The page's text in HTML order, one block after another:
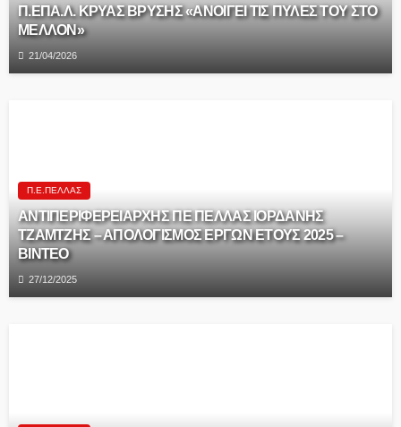
Π.ΕΠΑ.Λ. ΚΡΥΑΣ ΒΡΥΣΗΣ «ΑΝΟΙΓΕΙ ΤΙΣ ΠΥΛΕΣ ΤΟΥ ΣΤΟ
ΜΕΛΛΟΝ»
21/04/2026
Π.Ε.ΠΈΛΛΑΣ
ΑΝΤΙΠΕΡΙΦΕΡΕΙΑΡΧΗΣ ΠΕ ΠΕΛΛΑΣ ΙΟΡΔΑΝΗΣ
ΤΖΑΜΤΖΗΣ – ΑΠΟΛΟΓΙΣΜΟΣ ΕΡΓΩΝ ΕΤΟΥΣ 2025 –
ΒΙΝΤΕΟ
27/12/2025